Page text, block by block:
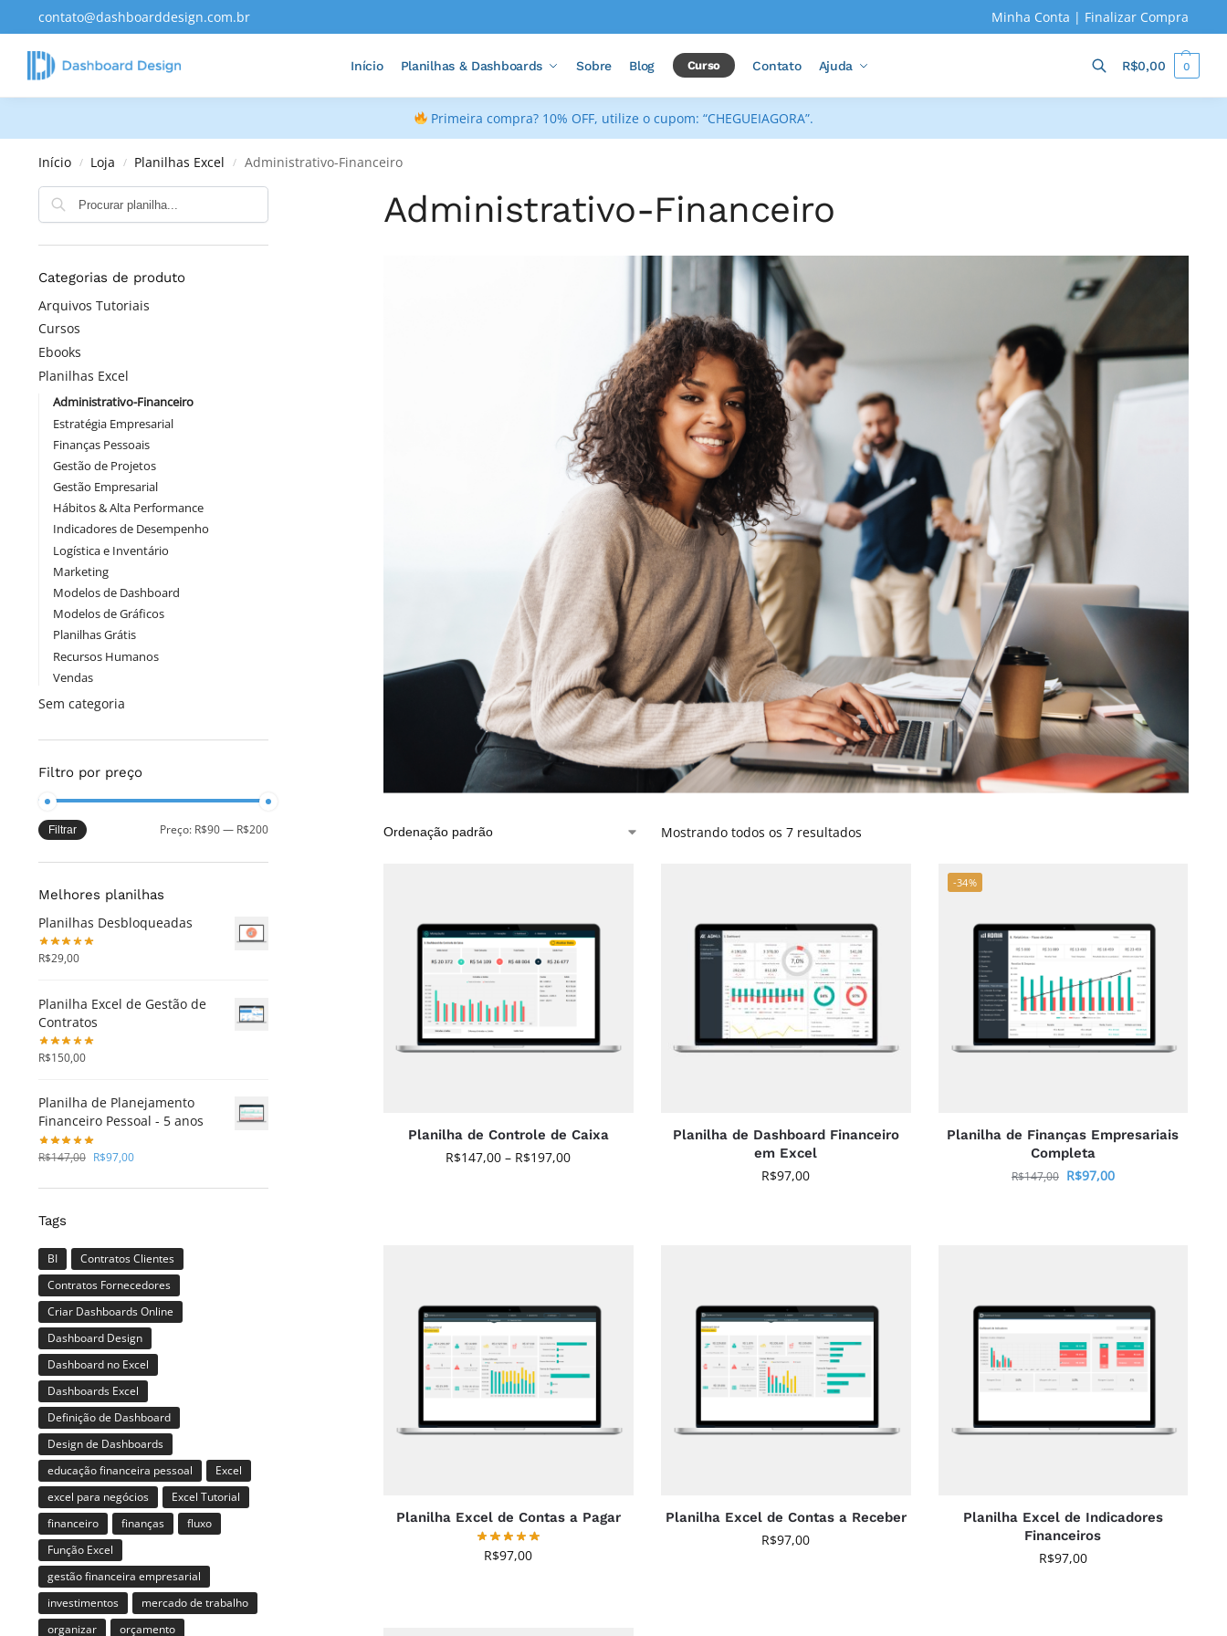
contato@dashboarddesign.com.br Minha Conta | Finalizar Compra
Início Planilhas & Dashboards Sobre Blog Curso Contato Ajuda
Adicionados Recentemente
R$0,00 0
Primeira compra? 10% OFF, utilize o cupom: “CHEGUEIAGORA”.
Início / Loja / Planilhas Excel / Administrativo-Financeiro
Administrativo-Financeiro
Mostrando todos os 7 resultados
Planilha de Controle de Caixa
R$147,00 – R$197,00
Planilha de Dashboard Financeiro
em Excel
R$97,00
-34%
Planilha de Finanças Empresariais
Completa
R$147,00 R$97,00
Planilha Excel de Contas a Pagar
R$97,00
Planilha Excel de Contas a Receber
R$97,00
Planilha Excel de Indicadores
Financeiros
R$97,00
Categorias de produto
Arquivos Tutoriais
Cursos
Ebooks
Planilhas Excel
Administrativo-Financeiro
Estratégia Empresarial
Finanças Pessoais
Gestão de Projetos
Gestão Empresarial
Hábitos & Alta Performance
Indicadores de Desempenho
Logística e Inventário
Marketing
Modelos de Dashboard
Modelos de Gráficos
Planilhas Grátis
Recursos Humanos
Vendas
Sem categoria
Filtro por preço
Filtrar Preço: R$90— R$200
Melhores planilhas
Planilhas Desbloqueadas
R$29,00
Planilha Excel de Gestão de
Contratos
R$150,00
Planilha de Planejamento
Financeiro Pessoal - 5 anos
R$147,00 R$97,00
Tags
BI
Contratos Clientes
Contratos Fornecedores
Criar Dashboards Online
Dashboard Design
Dashboard no Excel
Dashboards Excel
Definição de Dashboard
Design de Dashboards
educação financeira pessoal
Excel
excel para negócios
Excel Tutorial
financeiro
finanças
fluxo
Função Excel
gestão financeira empresarial
investimentos
mercado de trabalho
organizar
orçamento